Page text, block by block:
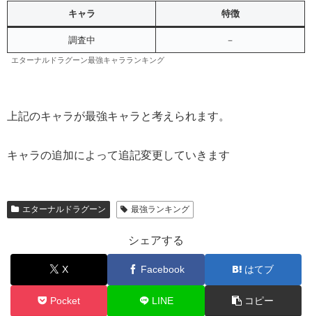
キャラ 特徴
調査中 －
エターナルドラグーン最強キャラランキング
上記のキャラが最強キャラと考えられます。
キャラの追加によって追記変更していきます
エターナルドラグーン 最強ランキング
シェアする
X Facebook はてブ
Pocket LINE コピー